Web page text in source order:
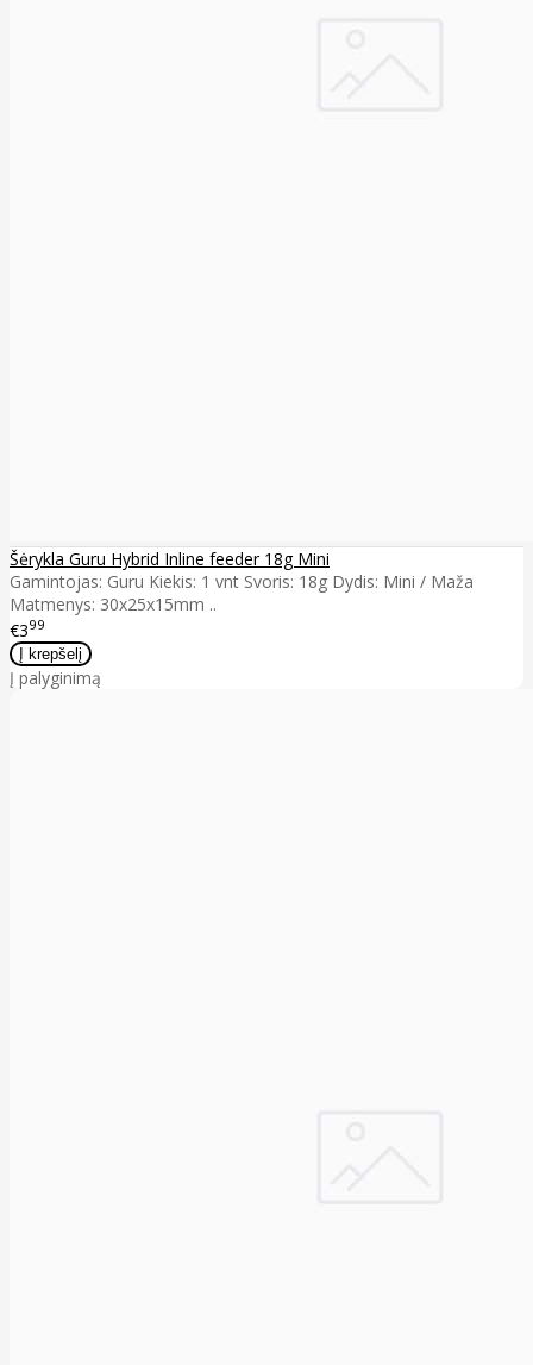
Šėrykla Guru Hybrid Inline feeder 18g Mini
Gamintojas: Guru Kiekis: 1 vnt Svoris: 18g Dydis: Mini / Maža
Matmenys: 30x25x15mm ..
€399
Į palyginimą